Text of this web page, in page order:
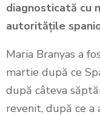
diagnosticată cu
autorităţile
Maria Branyas a
martie după ce
după câteva
revenit, după ce a